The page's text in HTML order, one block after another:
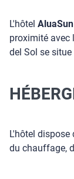
L'hôtel
proximité avec
del Sol se situe
L'hôtel
du chauffage,